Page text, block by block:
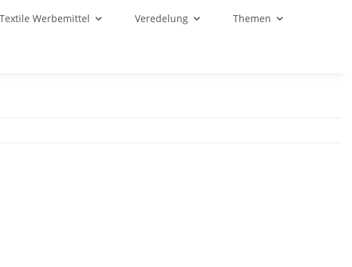
Textile Werbemittel Veredelung Themen